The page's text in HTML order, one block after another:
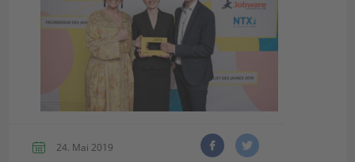
24. Mai 2019